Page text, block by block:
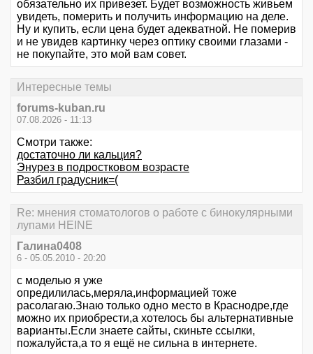
обязательно их привезет. Будет возможность живьем
увидеть, померить и получить информацию на деле.
Ну и купить, если цена будет адекватной. Не померив
и не увидев картинку через оптику своими глазами -
не покупайте, это мой вам совет.
Интересные темы
forums-kuban.ru
07.08.2026 - 11:13
Смотри также:
достаточно ли кальция?
Энурез в подростковом возрасте
Разбил градусник=(
Re: мнения стоматологов о работе с бинокулярными
лупами HEINE
Галина0408
6 - 05.05.2010 - 20:20
с моделью я уже
опредилилась,меряла,информацией тоже
расолагаю.Знаю только одно место в Краснодре,где
можно их приобрести,а хотелось бы альтернативные
варианты.Если знаете сайты, скиньте ссылки,
пожалуйста,а то я ещё не сильна в интернете.